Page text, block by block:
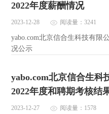
2022年度薪酬情况
2023-12-28 阅读量：3241
yabo.com北京信合生科技有限
况公示
yabo.com北京信合生科
2022年度和聘期考核结
2023-12-27 阅读量：1578